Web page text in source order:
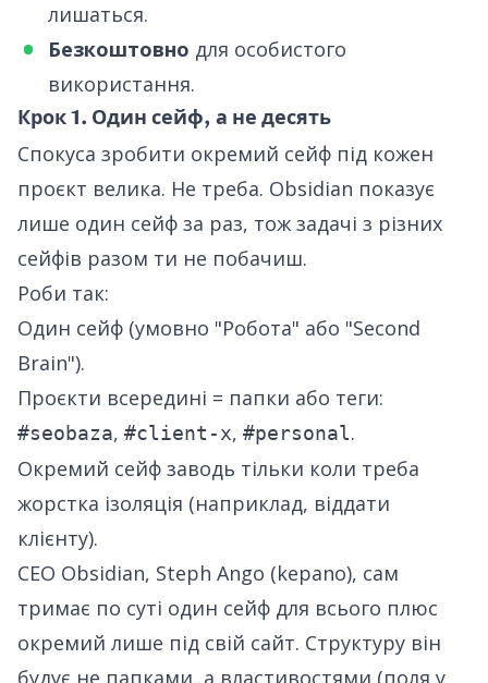
лишаться.
Безкоштовно для особистого
використання.
Крок 1. Один сейф, а не десять
Спокуса зробити окремий сейф під кожен
проєкт велика. Не треба. Obsidian показує
лише один сейф за раз, тож задачі з різних
сейфів разом ти не побачиш.
Роби так:
Один сейф (умовно "Робота" або "Second
Brain").
Проєкти всередині = папки або теги:
#seobaza, #client-x, #personal.
Окремий сейф заводь тільки коли треба
жорстка ізоляція (наприклад, віддати
клієнту).
CEO Obsidian, Steph Ango (kepano), сам
тримає по суті один сейф для всього плюс
окремий лише під свій сайт. Структуру він
будує не папками, а властивостями (поля у